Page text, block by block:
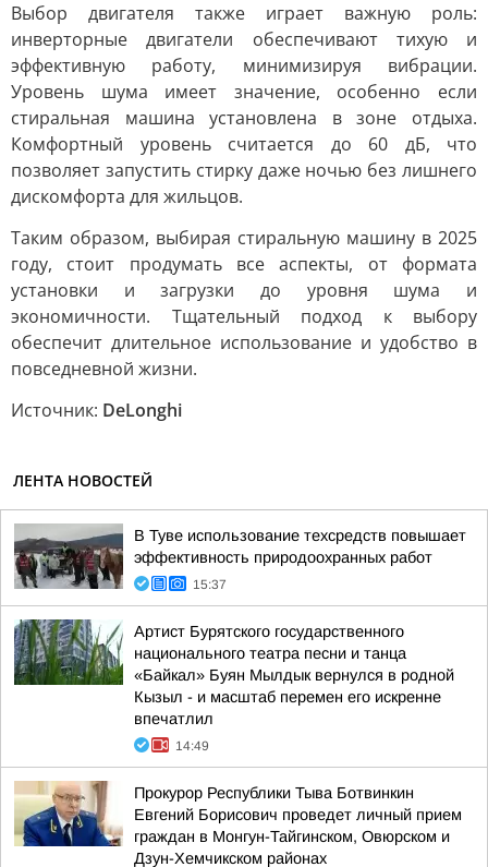
Выбор двигателя также играет важную роль:
инверторные двигатели обеспечивают тихую и
эффективную работу, минимизируя вибрации.
Уровень шума имеет значение, особенно если
стиральная машина установлена в зоне отдыха.
Комфортный уровень считается до 60 дБ, что
позволяет запустить стирку даже ночью без лишнего
дискомфорта для жильцов.
Таким образом, выбирая стиральную машину в 2025
году, стоит продумать все аспекты, от формата
установки и загрузки до уровня шума и
экономичности. Тщательный подход к выбору
обеспечит длительное использование и удобство в
повседневной жизни.
Источник: DeLonghi
ЛЕНТА НОВОСТЕЙ
В Туве использование техсредств повышает
эффективность природоохранных работ
15:37
Артист Бурятского государственного
национального театра песни и танца
«Байкал» Буян Мылдык вернулся в родной
Кызыл - и масштаб перемен его искренне
впечатлил
14:49
Прокурор Республики Тыва Ботвинкин
Евгений Борисович проведет личный прием
граждан в Монгун-Тайгинском, Овюрском и
Дзун-Хемчикском районах